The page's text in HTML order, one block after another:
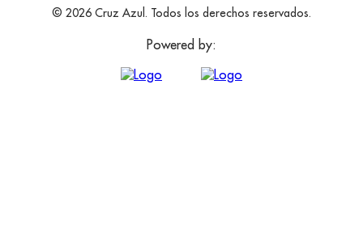
© 2026 Cruz Azul. Todos los derechos reservados.
Powered by: